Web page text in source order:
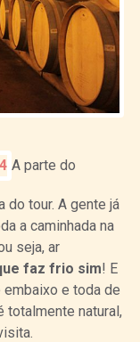
A parte do
do tour. A gente já
a caminhada na
seja, ar
faz frio sim! E
embaixo e toda de
natural,